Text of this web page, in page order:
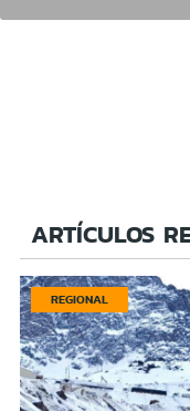
ARTÍCULOS
REGIONAL